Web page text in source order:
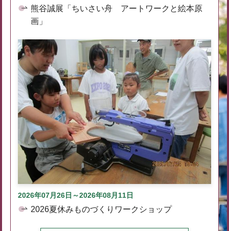
熊谷誠展「ちいさい舟 アートワークと絵本原
画」
2026年07月26日～2026年08月11日
2026夏休みものづくりワークショップ